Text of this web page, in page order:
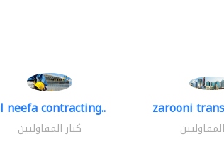
neefa contracting..
كبار المقاوليين
zarooni